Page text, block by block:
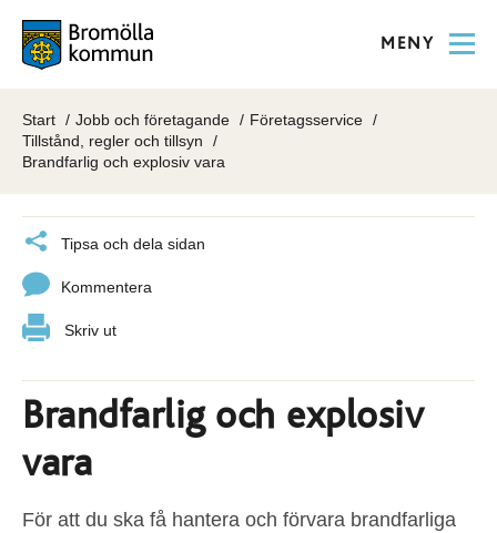
MENY
Start Jobb och företagande
Företagsservice
Tillstånd, regler och tillsyn
Brandfarlig och explosiv vara
Tipsa och dela sidan
Kommentera
Skriv ut
Brandfarlig och explosiv
vara
För att du ska få hantera och förvara brandfarliga